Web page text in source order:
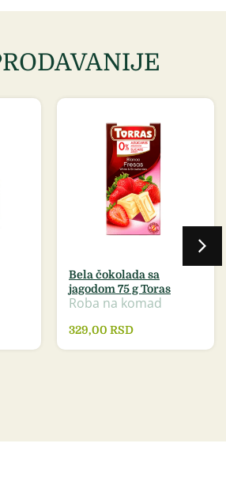
Bela čokolada sa
jagodom 75 g Toras
Roba na komad
329,00 RSD